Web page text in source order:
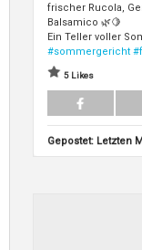
frischer Rucola,
Balsamico 🌿🍋
Ein Teller voller
#sommergericht
5 Likes
Gepostet: Letzten